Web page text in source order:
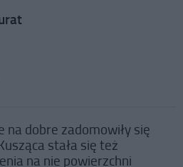
dobre zadomowiły się
stała się też
na nie powierzchni